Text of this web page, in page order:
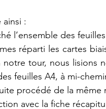
:
l’ensemble des
réparti les cartes
notre tour, nous lisions
feuilles A4, à mi-
procédé de la
avec la fiche